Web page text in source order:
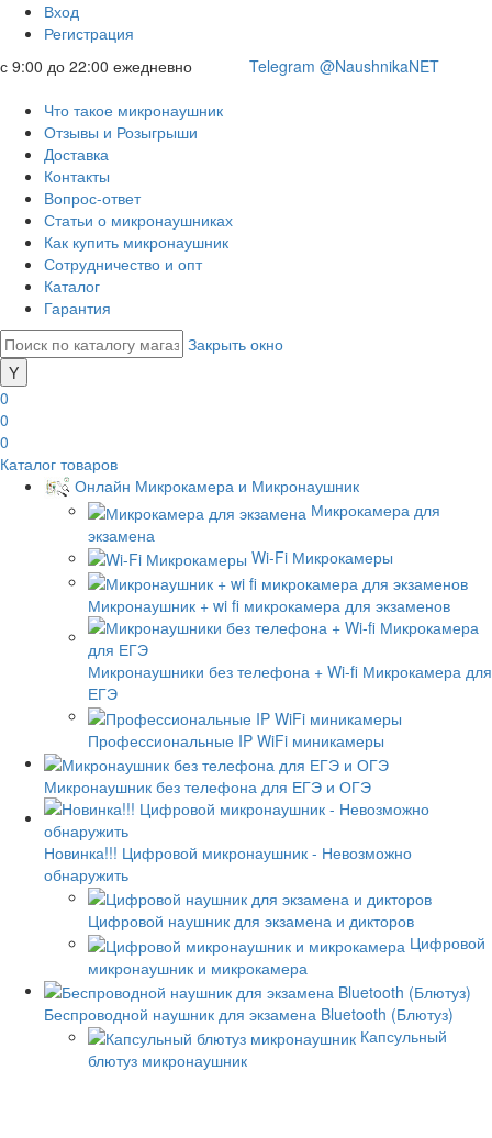
Вход
Регистрация
с 9:00 до 22:00 ежедневно
Telegram @NaushnikaNET
Что такое микронаушник
Отзывы и Розыгрыши
Доставка
Контакты
Вопрос-ответ
Статьи о микронаушниках
Как купить микронаушник
Сотрудничество и опт
Каталог
Гарантия
Закрыть окно
0
0
0
Каталог товаров
Онлайн Микрокамера и Микронаушник
Микрокамера для
экзамена
Wi-Fi Микрокамеры
Микронаушник + wi fi микрокамера для экзаменов
Микронаушники без телефона + Wi-fi Микрокамера для
ЕГЭ
Профессиональные IP WiFi миникамеры
Микронаушник без телефона для ЕГЭ и ОГЭ
Новинка!!! Цифровой микронаушник - Невозможно
обнаружить
Цифровой наушник для экзамена и дикторов
Цифровой
микронаушник и микрокамера
Беспроводной наушник для экзамена Bluetooth (Блютуз)
Капсульный
блютуз микронаушник